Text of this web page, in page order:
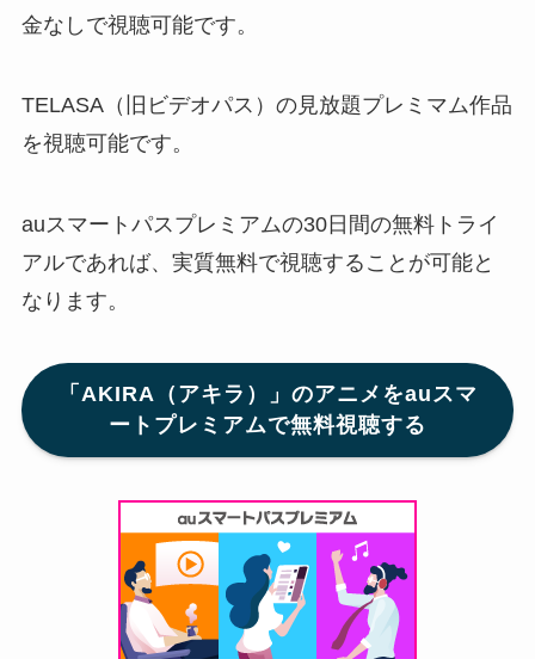
金なしで視聴可能です。
TELASA（旧ビデオパス）の見放題プレミマム作品
を視聴可能です。
auスマートパスプレミアムの30日間の無料トライ
アルであれば、実質無料で視聴することが可能と
なります。
「AKIRA（アキラ）」のアニメをauスマ
ートプレミアムで無料視聴する